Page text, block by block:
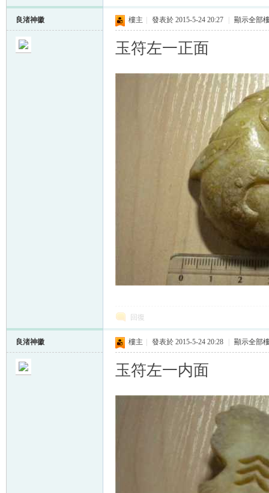
良渚神徽 樓主 發表於 2015-5-24 20:27 顯示全部
玉符左一正面
回復
良渚神徽 樓主 發表於 2015-5-24 20:28 顯示全部
玉符左一内面